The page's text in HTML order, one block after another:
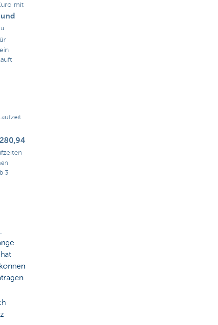
mit
280,94
3